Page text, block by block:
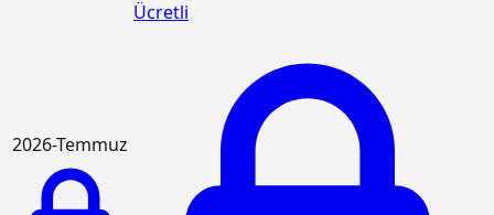
Ücretli
2026-Temmuz